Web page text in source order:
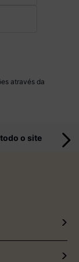
através da
o site